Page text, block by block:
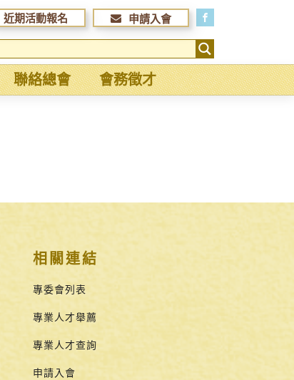
近期活動報名 申請入會
聯絡總會 會務徵才
相關連結
專委會列表
專業人才舉薦
專業人才查詢
申請入會